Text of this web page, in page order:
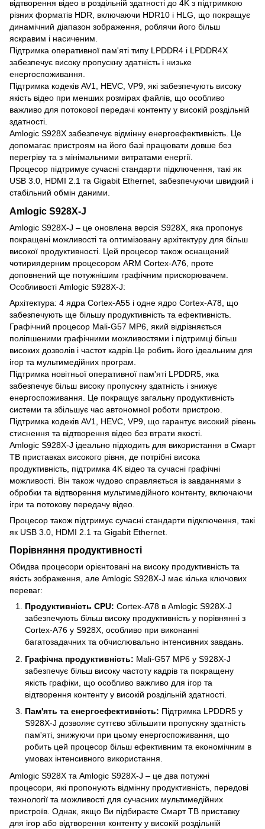
відтворення відео в роздільній здатності до 4K з підтримкою
різних форматів HDR, включаючи HDR10 і HLG, що покращує
динамічний діапазон зображення, роблячи його більш
яскравим і насиченим.
Підтримка оперативної пам'яті типу LPDDR4 і LPDDR4X
забезпечує високу пропускну здатність і низьке
енергоспоживання.
Підтримка кодеків AV1, HEVC, VP9, ​​які забезпечують високу
якість відео при менших розмірах файлів, що особливо
важливо для потокової передачі контенту у високій роздільній
здатності.
Amlogic S928X забезпечує відмінну енергоефективність. Це
допомагає пристроям на його базі працювати довше без
перегріву та з мінімальними витратами енергії.
Процесор підтримує сучасні стандарти підключення, такі як
USB 3.0, HDMI 2.1 та Gigabit Ethernet, забезпечуючи швидкий і
стабільний обмін даними.
Amlogic S928X-J
Amlogic S928X-J – це оновлена ​​версія S928X, яка пропонує
покращені можливості та оптимізовану архітектуру для більш
високої продуктивності. Цей процесор також оснащений
чотириядерним процесором ARM Cortex-A76, проте
доповнений ще потужнішим графічним прискорювачем.
Особливості Amlogic S928X-J:
Архітектура: 4 ядра Cortex-A55 і одне ядро ​​Cortex-A78, що
забезпечують ще більшу продуктивність та ефективність.
Графічний процесор Mali-G57 MP6, який відрізняється
поліпшеними графічними можливостями і підтримці більш
високих дозволів і частот кадрів.Це робить його ідеальним для
ігор та мультимедійних програм.
Підтримка новітньої оперативної пам'яті LPDDR5, яка
забезпечує більш високу пропускну здатність і знижує
енергоспоживання. Це покращує загальну продуктивність
системи та збільшує час автономної роботи пристрою.
Підтримка кодеків AV1, HEVC, VP9, ​​що гарантує високий рівень
стиснення та відтворення відео без втрати якості.
Amlogic S928X-J ідеально підходить для використання в Cмарт
ТВ приставках високого рівня, де потрібні висока
продуктивність, підтримка 4K відео та сучасні графічні
можливості. Він також чудово справляється із завданнями з
обробки та відтворення мультимедійного контенту, включаючи
ігри та потокову передачу відео.
Процесор також підтримує сучасні стандарти підключення, такі
як USB 3.0, HDMI 2.1 та Gigabit Ethernet.
Порівняння продуктивності
Обидва процесори орієнтовані на високу продуктивність та
якість зображення, але Amlogic S928X-J має кілька ключових
переваг:
Продуктивність CPU: Cortex-A78 в Amlogic S928X-J
забезпечують більш високу продуктивність у порівнянні з
Cortex-A76 у S928X, особливо при виконанні
багатозадачних та обчислювально інтенсивних завдань.
Графічна продуктивність: Mali-G57 MP6 у S928X-J
забезпечує більш високу частоту кадрів та покращену
якість графіки, що особливо важливо для ігор та
відтворення контенту у високій роздільній здатності.
Пам'ять та енергоефективність: Підтримка LPDDR5 у
S928X-J дозволяє суттєво збільшити пропускну здатність
пам'яті, знижуючи при цьому енергоспоживання, що
робить цей процесор більш ефективним та економічним в
умовах інтенсивного використання.
Amlogic S928X та Amlogic S928X-J – це два потужні
процесори, які пропонують відмінну продуктивність, передові
технології та можливості для сучасних мультимедійних
пристроїв. Однак, якщо Ви підбираєте Смарт ТВ приставку
для ігор або відтворення контенту у високій роздільній